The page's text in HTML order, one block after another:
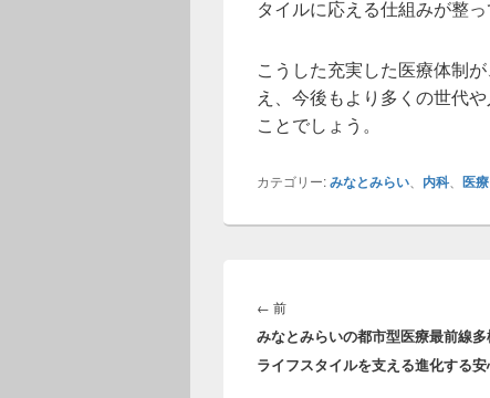
タイルに応える仕組みが整っ
こうした充実した医療体制
え、今後もより多くの世代
ことでしょう。
カテゴリー:みなとみらい 内科、 医療
稿
ナ
ビ
ゲ
← 前前
の
投
みなとみらいの都市型医療最前線
ライフスタイルを支える進化する